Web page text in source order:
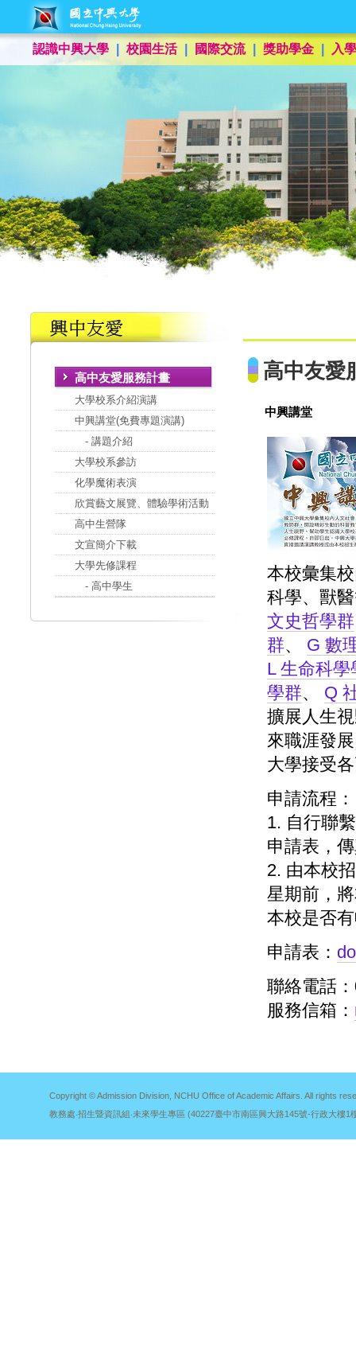
認識中興大學 校園生活 國際交流 獎助學金 入
高中友愛服務計畫
大學校系介紹演講
中興講堂(免費專題演講)
- 講題介紹
大學校系參訪
化學魔術表演
欣賞藝文展覽、體驗學術活動
高中生營隊
文宣簡介下載
大學先修課程
- 高中學生
高中友愛
中興講堂
本校彙集
科學、獸
文史哲學群
群、 G 數
L 生命科學
學群、 Q
擴展人生
來職涯發
大學接受
申請流程：
1. 自行聯
申請表，
2. 由本校
星期前，
本校是否
申請表：
聯絡電話
服務信箱：
Copyright © Admission Division, NCHU Office of Academic Affairs. All rights
教務處‧招生暨資訊組‧未來學生專區 (40227臺中市南區興大路145號-行政